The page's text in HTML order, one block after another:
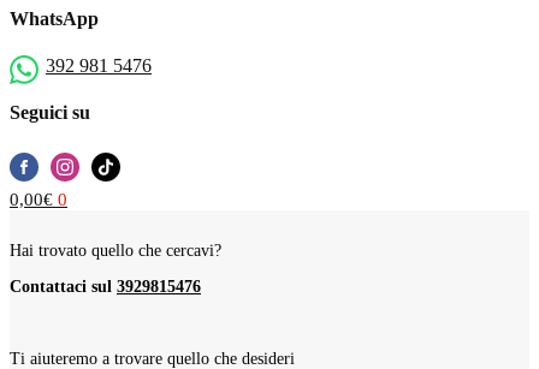
WhatsApp
392 981 5476
Seguici su
0,00€ 0
Hai trovato quello che cercavi?
Contattaci sul 3929815476
Ti aiuteremo a trovare quello che desideri